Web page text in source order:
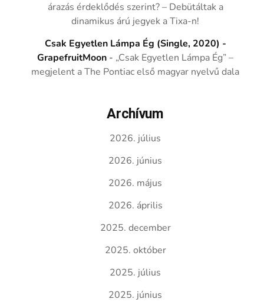
árazás érdeklődés szerint? – Debütáltak a
dinamikus árú jegyek a Tixa-n!
Csak Egyetlen Lámpa Ég (Single, 2020) -
GrapefruitMoon - „Csak Egyetlen Lámpa Ég” –
megjelent a The Pontiac első magyar nyelvű dala
Archívum
2026. július
2026. június
2026. május
2026. április
2025. december
2025. október
2025. július
2025. június